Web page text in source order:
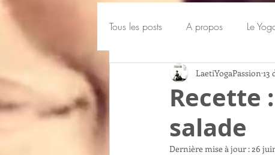
Tous les posts A propos Le
La boite à outils du YogiProf
Recette
salade
LaetiYogaPassion 13
Dernière mise à jour :26